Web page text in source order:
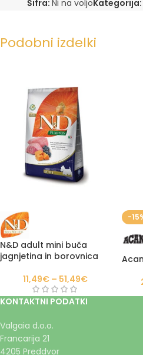
Šifra: Ni na voljoKategorija:
Podobni izdelki
N&D adult mini buča
jagnjetina in borovnica
11,49€ – 51,49€
-
KONTAKTNI PODATKI
Valgaia d.o.o.
Francarija 21
4205 Preddvor